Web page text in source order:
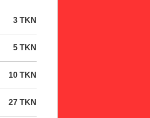
3 TKN
5 TKN
10 TKN
27 TKN